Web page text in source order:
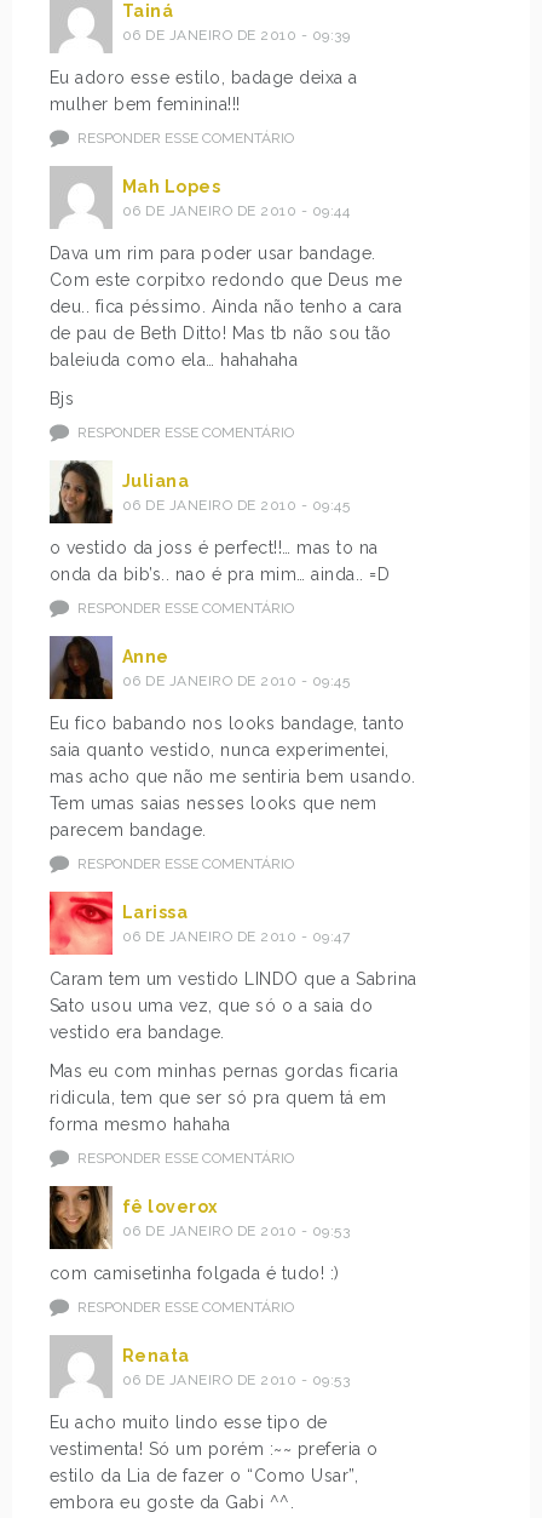
Tainá
06 DE JANEIRO DE 2010 - 09:39
Eu adoro esse estilo, badage deixa a
mulher bem feminina!!!
RESPONDER ESSE COMENTÁRIO
Mah Lopes
06 DE JANEIRO DE 2010 - 09:44
Dava um rim para poder usar bandage.
Com este corpitxo redondo que Deus me
deu.. fica péssimo. Ainda não tenho a cara
de pau de Beth Ditto! Mas tb não sou tão
baleiuda como ela… hahahaha
Bjs
RESPONDER ESSE COMENTÁRIO
Juliana
06 DE JANEIRO DE 2010 - 09:45
o vestido da joss é perfect!!… mas to na
onda da bib’s.. nao é pra mim… ainda.. =D
RESPONDER ESSE COMENTÁRIO
Anne
06 DE JANEIRO DE 2010 - 09:45
Eu fico babando nos looks bandage, tanto
saia quanto vestido, nunca experimentei,
mas acho que não me sentiria bem usando.
Tem umas saias nesses looks que nem
parecem bandage.
RESPONDER ESSE COMENTÁRIO
Larissa
06 DE JANEIRO DE 2010 - 09:47
Caram tem um vestido LINDO que a Sabrina
Sato usou uma vez, que só o a saia do
vestido era bandage.
Mas eu com minhas pernas gordas ficaria
ridicula, tem que ser só pra quem tá em
forma mesmo hahaha
RESPONDER ESSE COMENTÁRIO
fê loverox
06 DE JANEIRO DE 2010 - 09:53
com camisetinha folgada é tudo! :)
RESPONDER ESSE COMENTÁRIO
Renata
06 DE JANEIRO DE 2010 - 09:53
Eu acho muito lindo esse tipo de
vestimenta! Só um porém :~~ preferia o
estilo da Lia de fazer o “Como Usar”,
embora eu goste da Gabi ^^.